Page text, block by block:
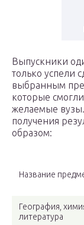
Выпускники
только успели
выбранным
которые
желаемые
получения
образом:
Название
География,
литература